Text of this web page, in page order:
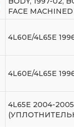
FACE MACHINED
4L60E/4L65E
4L60E/4L65E
4L65E 2004-